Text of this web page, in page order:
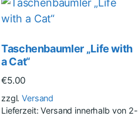
Taschenbaumler „Life with
a Cat“
€5.00
zzgl.Versand
Lieferzeit: Versand innerhalb von 2-